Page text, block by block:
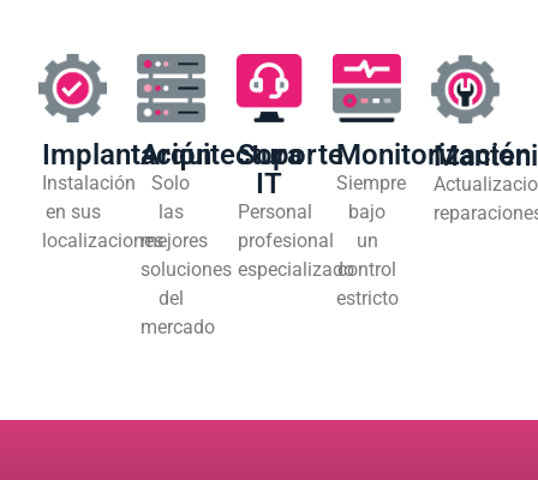
Implantación
Instalación
en sus
localizaciones
Arquitectura
Solo
las
mejores
soluciones
del
mercado
Soporte
IT
Personal
profesional
especializado
Monitorización
Siempre
bajo
un
control
estricto